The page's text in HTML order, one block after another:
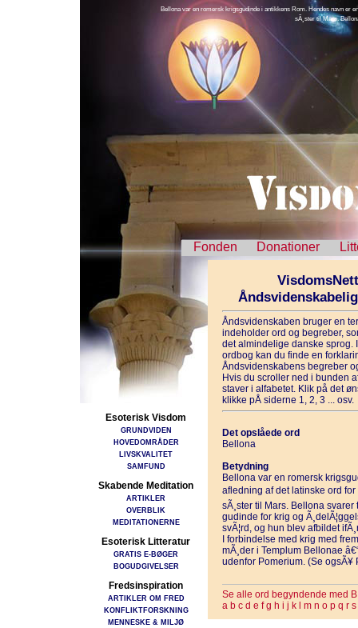
Bellona var en romersk krigsgudinde i antikkens Rom. Hendes navn er
sÃ¸ster til Mars.
Fonden Donationer
Esoterisk Visdom
GRUNDVIDEN
HOVEDOMRÅDER
LIVSKVALITET
SAMFUND
Skabende Meditation
ARTIKLER
OVERBLIK
MEDITATIONERNE
Esoterisk Litteratur
GRATIS E-BØGER
BOGUDGIVELSER
Fredsinspiration
ARTIKLER OM FRED
KONFLIKTFORSKNING
MENNESKE & MILJØ
Åndsvidenskaben bruger en
indeholder ord og begreber,
det almindelige danske sprog.
ordbog kan du finde en
Åndsvidenskabens begreber
Hvis du scroller ned i bunden
staver i alfabetet. Klik på det
klikke pÅ siderne 1, 2, 3 ... osv.
Det opslåede ord
Bellona
Betydning
Bellona var en romersk
afledning af det latinske ord for
sÃ¸ster til Mars. Bellona
gudinde for krig og
svÃ¦rd, og hun blev afbildet
I forbindelse med krig med
mÃ¸der i Templum Bellonae
udenfor Pomerium. (Se ogsÃ¥
Se alle ord begyndende med B
a b c d e f g h i j k m n o p q r s